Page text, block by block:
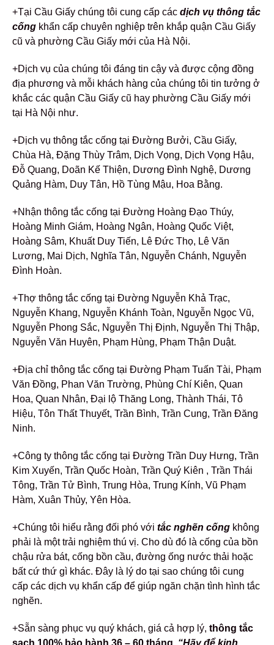
+Tại Cầu Giấy chúng tôi cung cấp các dịch vụ thông tắc
cống khẩn cấp chuyên nghiệp trên khắp quận Cầu Giấy
cũ và phường Cầu Giấy mới của Hà Nội.
+Dịch vụ của chúng tôi đáng tin cậy và được cộng đồng
địa phương và mỗi khách hàng của chúng tôi tin tưởng ở
khắc các quận Cầu Giấy cũ hay phường Cầu Giấy mới
tại Hà Nội như.
+Dịch vụ thông tắc cống tại Đường Bưởi, Cầu Giấy,
Chùa Hà, Đặng Thùy Trâm, Dịch Vọng, Dịch Vọng Hậu,
Đỗ Quang, Doãn Kế Thiện, Dương Đình Nghệ, Dương
Quảng Hàm, Duy Tân, Hồ Tùng Mậu, Hoa Bằng.
+Nhận thông tắc cống tại Đường Hoàng Đạo Thúy,
Hoàng Minh Giám, Hoàng Ngân, Hoàng Quốc Việt,
Hoàng Sâm, Khuất Duy Tiến, Lê Đức Thọ, Lê Văn
Lương, Mai Dịch, Nghĩa Tân, Nguyễn Chánh, Nguyễn
Đình Hoàn.
+Thợ thông tắc cống tại Đường Nguyễn Khả Trạc,
Nguyễn Khang, Nguyễn Khánh Toàn, Nguyễn Ngọc Vũ,
Nguyễn Phong Sắc, Nguyễn Thị Định, Nguyễn Thị Thập,
Nguyễn Văn Huyên, Phạm Hùng, Phạm Thận Duật.
+Địa chỉ thông tắc cống tại Đường Phạm Tuấn Tài, Phạm
Văn Đồng, Phan Văn Trường, Phùng Chí Kiên, Quan
Hoa, Quan Nhân, Đại lộ Thăng Long, Thành Thái, Tô
Hiệu, Tôn Thất Thuyết, Trần Bình, Trần Cung, Trần Đăng
Ninh.
+Công ty thông tắc cống tại Đường Trần Duy Hưng, Trần
Kim Xuyến, Trần Quốc Hoàn, Trần Quý Kiên , Trần Thái
Tông, Trần Tử Bình, Trung Hòa, Trung Kính, Vũ Phạm
Hàm, Xuân Thủy, Yên Hòa.
+Chúng tôi hiểu rằng đối phó với tắc nghẽn cống không
phải là một trải nghiệm thú vị. Cho dù đó là cống của bồn
chậu rửa bát, cống bồn cầu, đường ống nước thải hoặc
bất cứ thứ gì khác. Đây là lý do tại sao chúng tôi cung
cấp các dịch vụ khẩn cấp để giúp ngăn chặn tình hình tắc
nghẽn.
+Sẵn sàng phục vụ quý khách, giá cả hợp lý, thông tắc